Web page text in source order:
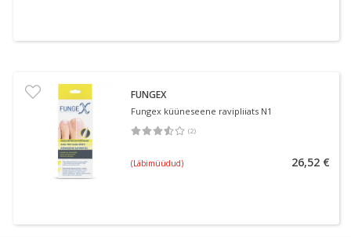
FUNGEX
Fungex küüneseene ravipliiats N1
(2)
Keskmine hinnang 3.50
(Läbimüüdud) 26,52 €